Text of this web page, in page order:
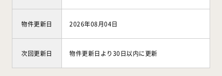
物件更新日 2026年08月04日
次回更新日 物件更新日より30日以内に更新